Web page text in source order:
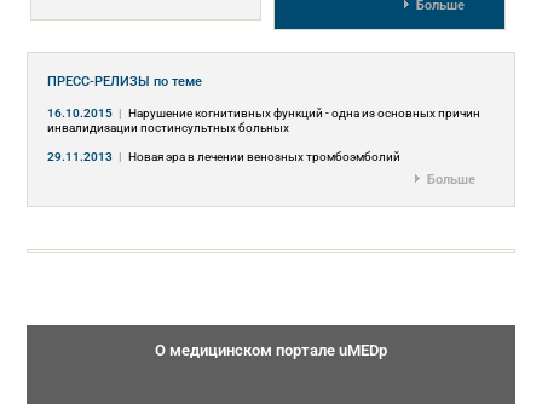
Больше
ПРЕСС-РЕЛИЗЫпо теме
16.10.2015 | Нарушение когнитивных функций - одна из основных причин
инвалидизации постинсультных больных
29.11.2013 | Новая эра в лечении венозных тромбоэмболий
Больше
О медицинском портале uMEDp